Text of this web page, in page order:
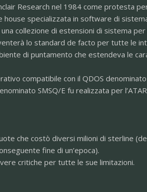
Research nel 1984 come protesta
house specializzata in software di
collezione di estensioni di sistema
lo standard de facto per tutte le
di puntamento che estendeva le
compatibile con il QDOS
SMSQ/E fu realizzata per
che costò diversi milioni di sterline
fine di un’epoca).
critiche per tutte le sue limitazioni.